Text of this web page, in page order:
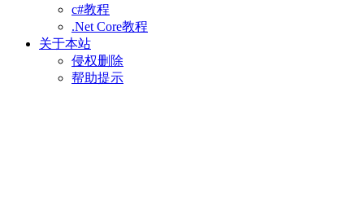
c#教程
.Net Core教程
关于本站
侵权删除
帮助提示